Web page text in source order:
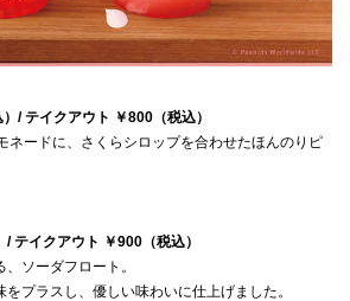
/ テイクアウト ￥800（税込）
ネードに、さくらシロップを合わせたほんのりピ
テイクアウト ￥900（税込）
ソーダフロート。
プラスし、優しい味わいに仕上げました。